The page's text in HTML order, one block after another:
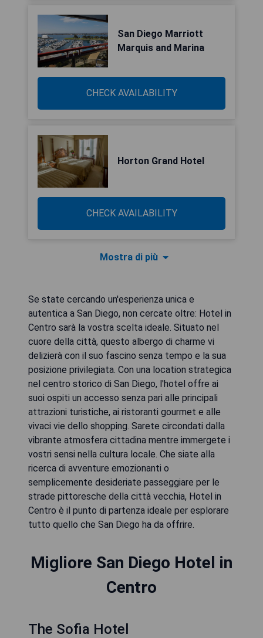
San Diego Marriott
Marquis and Marina
CHECK AVAILABILITY
Horton Grand Hotel
CHECK AVAILABILITY
Mostra di più
Se state cercando un'esperienza unica e
autentica a San Diego, non cercate oltre: Hotel in
Centro sarà la vostra scelta ideale. Situato nel
cuore della città, questo albergo di charme vi
delizierà con il suo fascino senza tempo e la sua
posizione privilegiata. Con una location strategica
nel centro storico di San Diego, l'hotel offre ai
suoi ospiti un accesso senza pari alle principali
attrazioni turistiche, ai ristoranti gourmet e alle
vivaci vie dello shopping. Sarete circondati dalla
vibrante atmosfera cittadina mentre immergete i
vostri sensi nella cultura locale. Che siate alla
ricerca di avventure emozionanti o
semplicemente desideriate passeggiare per le
strade pittoresche della città vecchia, Hotel in
Centro è il punto di partenza ideale per esplorare
tutto quello che San Diego ha da offrire.
Migliore San Diego Hotel in
Centro
The Sofia Hotel